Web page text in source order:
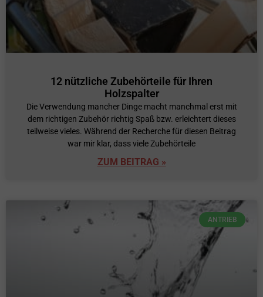
12 nützliche Zubehörteile für Ihren
Holzspalter
Die Verwendung mancher Dinge macht manchmal erst mit
dem richtigen Zubehör richtig Spaß bzw. erleichtert dieses
teilweise vieles. Während der Recherche für diesen Beitrag
war mir klar, dass viele Zubehörteile
ZUM BEITRAG »
ANTRIEB